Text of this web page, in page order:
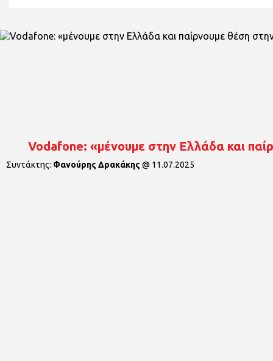
Vodafone: «μένουμε στην Ελλάδα και
Συντάκτης: Φανούρης Δρακάκης @ 11.07.2025